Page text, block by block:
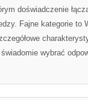
doświadczenie
Fajne kategorie to
wybrać